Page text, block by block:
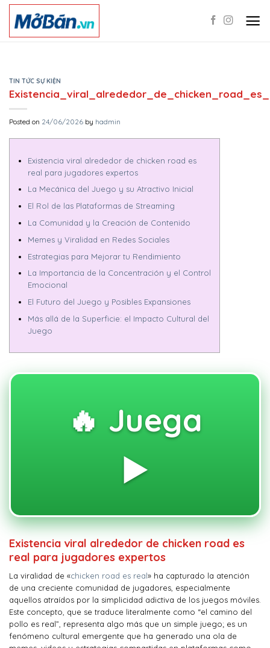
Skip
content
TIN TỨC SỰ KIỆN
Posted on 24/06/2026 by hadmin
Existencia viral alrededor de chicken road es
real para jugadores expertos
La Mecánica del Juego y su Atractivo Inicial
El Rol de las Plataformas de Streaming
La Comunidad y la Creación de Contenido
Memes y Viralidad en Redes Sociales
Estrategias para Mejorar tu Rendimiento
La Importancia de la Concentración y el Control
Emocional
El Futuro del Juego y Posibles Expansiones
Más allá de la Superficie: el Impacto Cultural del
Juego
🔥 Juega
▶️
Existencia viral alrededor de chicken road es
real para jugadores expertos
La viralidad de «chicken road es real» ha capturado la atención
de una creciente comunidad de jugadores, especialmente
aquellos atraídos por la simplicidad adictiva de los juegos móviles.
Este concepto, que se traduce literalmente como “el camino del
pollo es real”, representa algo más que un simple juego; es un
fenómeno cultural emergente que ha generado una ola de